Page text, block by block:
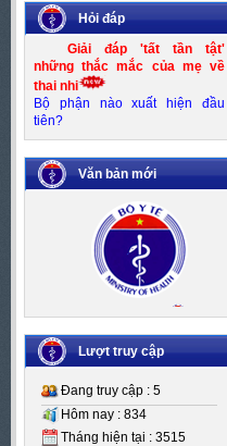
Hỏi đáp
Giải đáp 'tất tần tật'
những thắc mắc của mẹ về
thai nhi
Bộ phận nào xuất hiện đầu
tiên?
Văn bản mới
Số:Số 83/KH-UBND
Tên:(Kế hoạch thực hiện Đề án
Kiểm soát mất cân bằng giới
tính khi sinh giai đoạn 2016-
2020)
Ngày BH: (24/10/2016)
Lượt truy cập
Đang truy cập : 5
Hôm nay : 834
Tháng hiện tại : 3515